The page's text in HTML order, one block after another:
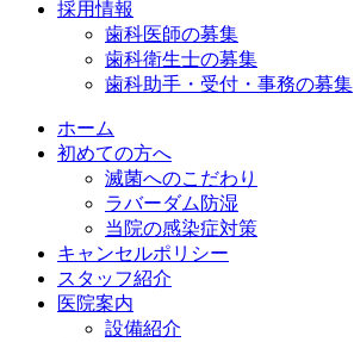
採用情報
歯科医師の募集
歯科衛生士の募集
歯科助手・受付・事務の募集
ホーム
初めての方へ
滅菌へのこだわり
ラバーダム防湿
当院の感染症対策
キャンセルポリシー
スタッフ紹介
医院案内
設備紹介